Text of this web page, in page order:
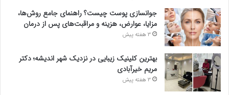
جوانسازی پوست چیست؟ راهنمای جامع روش‌ها،
مزایا، عوارض، هزینه و مراقبت‌های پس از درمان
3 هفته پیش
بهترین کلینیک زیبایی در نزدیک شهر اندیشه؛ دکتر
مریم خیرآبادی
3 هفته پیش